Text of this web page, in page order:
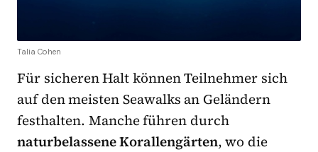
Talia Cohen
Für sicheren Halt können Teilnehmer sich
auf den meisten Seawalks an Geländern
festhalten. Manche führen durch
naturbelassene Korallengärten, wo die